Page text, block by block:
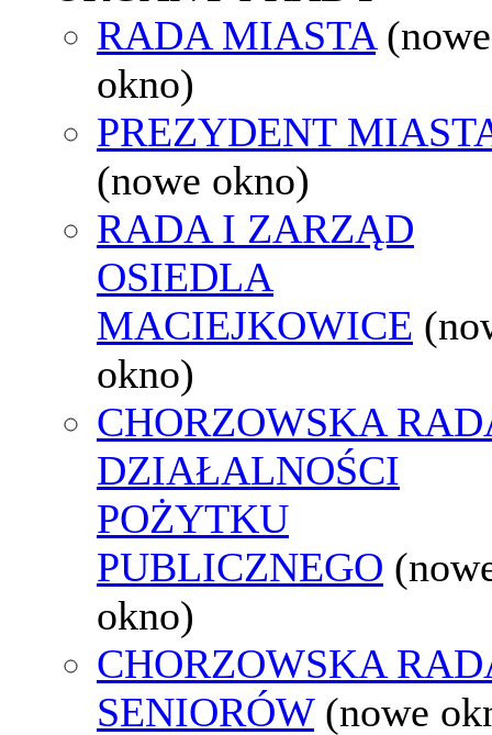
RADA MIASTA (nowe
okno)
PREZYDENT
(nowe okno)
RADA I ZARZĄD
OSIEDLA
MACIEJKOWICE
okno)
CHORZOWSKA
DZIAŁALNOŚCI
POŻYTKU
PUBLICZNEGO
okno)
CHORZOWSKA
SENIORÓW (nowe